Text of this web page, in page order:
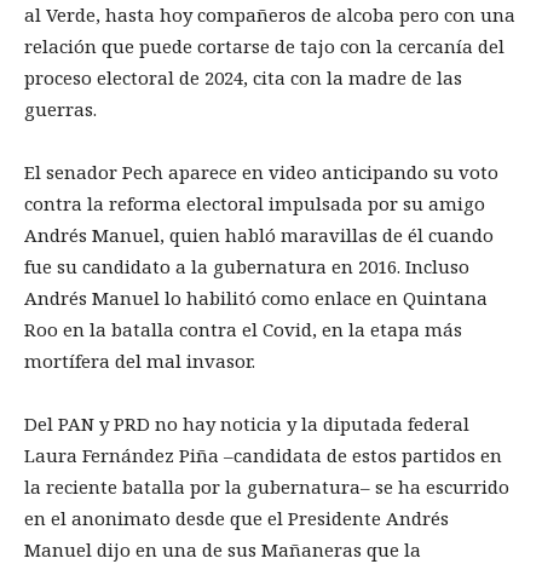
al Verde, hasta hoy compañeros de alcoba pero con una
relación que puede cortarse de tajo con la cercanía del
proceso electoral de 2024, cita con la madre de las
guerras.
El senador Pech aparece en video anticipando su voto
contra la reforma electoral impulsada por su amigo
Andrés Manuel, quien habló maravillas de él cuando
fue su candidato a la gubernatura en 2016. Incluso
Andrés Manuel lo habilitó como enlace en Quintana
Roo en la batalla contra el Covid, en la etapa más
mortífera del mal invasor.
Del PAN y PRD no hay noticia y la diputada federal
Laura Fernández Piña –candidata de estos partidos en
la reciente batalla por la gubernatura– se ha escurrido
en el anonimato desde que el Presidente Andrés
Manuel dijo en una de sus Mañaneras que la